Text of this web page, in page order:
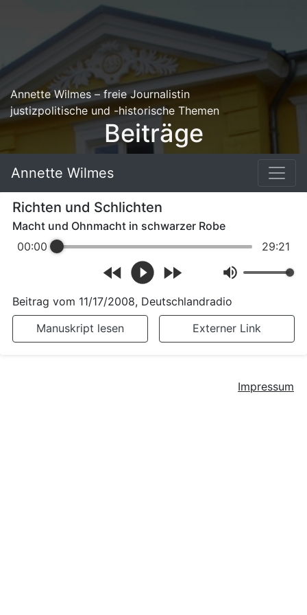
Annette Wilmes – freie Journalistin
justizpolitische und -historische Themen
Beiträge
Annette Wilmes
Richten und Schlichten
Macht und Ohnmacht in schwarzer Robe
00:00
29:21
Beitrag vom 11/17/2008, Deutschlandradio
Manuskript lesen
Externer Link
Impressum